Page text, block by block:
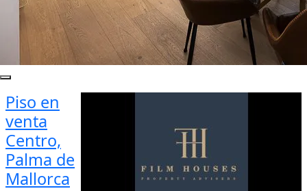
Piso en
venta
Centro,
Palma de
Mallorca